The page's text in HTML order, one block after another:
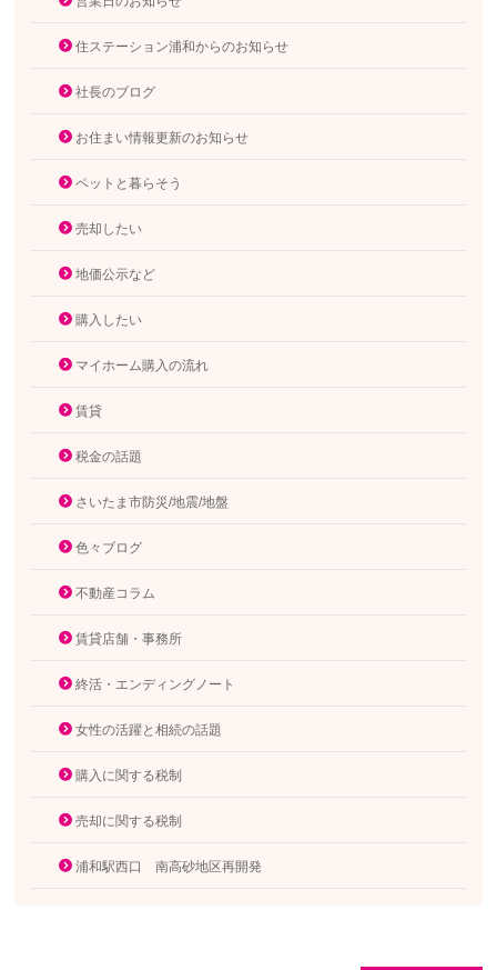
住ステーション浦和からのお知らせ
社長のブログ
お住まい情報更新のお知らせ
ペットと暮らそう
売却したい
地価公示など
購入したい
マイホーム購入の流れ
賃貸
税金の話題
さいたま市防災/地震/地盤
色々ブログ
不動産コラム
賃貸店舗・事務所
終活・エンディングノート
女性の活躍と相続の話題
購入に関する税制
売却に関する税制
浦和駅西口 南高砂地区再開発